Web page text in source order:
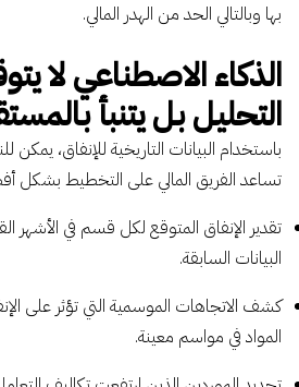
بها وبالتالي الحد من الهدر المالي.
الذكاء الاصطناعي لا
التحليل بل يتنبأ
باستخدام البيانات التاريخية للإنفاق، يمكن
تساعد الفريق المالي على التخطيط بشكل
تقدير الإنفاق المتوقع لكل قسم في الأشهر
البيانات السابقة.
كشف الاتجاهات الموسمية التي تؤثر على
المواد في مواسم معينة.